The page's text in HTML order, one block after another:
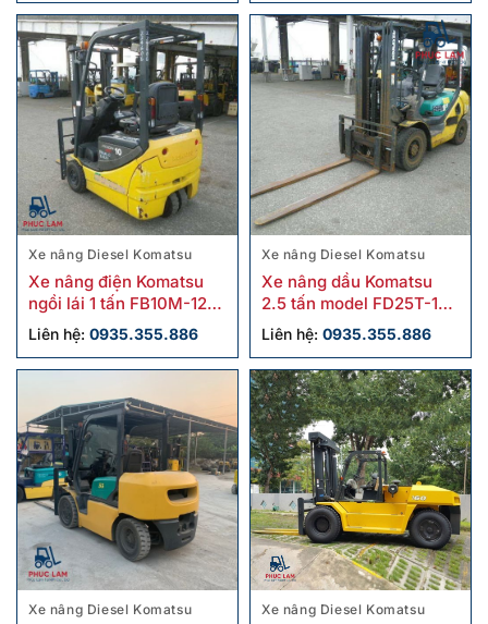
Xe nâng Diesel Komatsu
Xe nâng điện Komatsu
ngồi lái 1 tấn FB10M-12
cũ
Liên hệ: 0935.355.886
Xe nâng Diesel Komatsu
Xe nâng dầu Komatsu
2.5 tấn model FD25T-16
cũ
Liên hệ: 0935.355.886
Xe nâng Diesel Komatsu Xe nâng Diesel Komatsu